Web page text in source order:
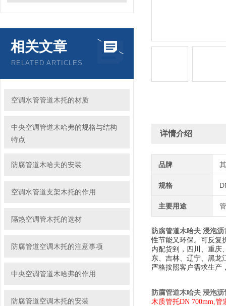
相关文章
RELATED ARTICLES
空调水管管道木托的材质
中央空调管道木哈弗的规格与结构
特点
防腐管道木哈夫的安装
空调水管道支架木托的作用
隔热空调管木托的选材
防腐管道空调木托的注意事项
中央空调管道木哈弗的作用
防腐管道空调木托的安装
详情介绍
品牌
规格
主要用途
防腐管道木哈夫 浸泡
性节能又环保。可反复
内配货到，四川、重庆
东、吉林、辽宁、黑龙
严格按照客户需求生产
防腐管道木哈夫 浸泡
木质管托DN 700mm,管